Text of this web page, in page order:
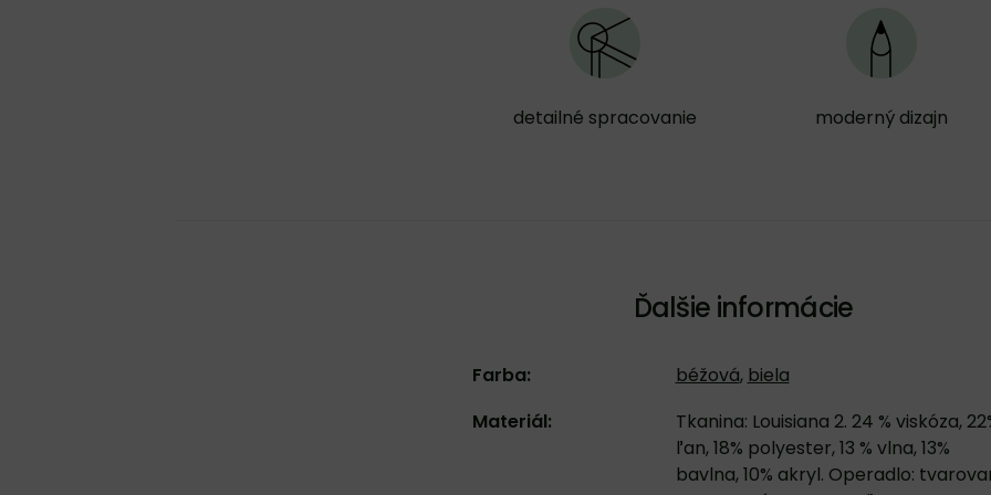
detailné spracovanie moderný dizajn
Ďalšie informácie
Farba: béžová, biela
Materiál:
Tkanina: Louisiana 2. 24 % viskóza,
ľan, 18% polyester, 13 % vlna, 13%
bavlna, 10% akryl. Operadlo: